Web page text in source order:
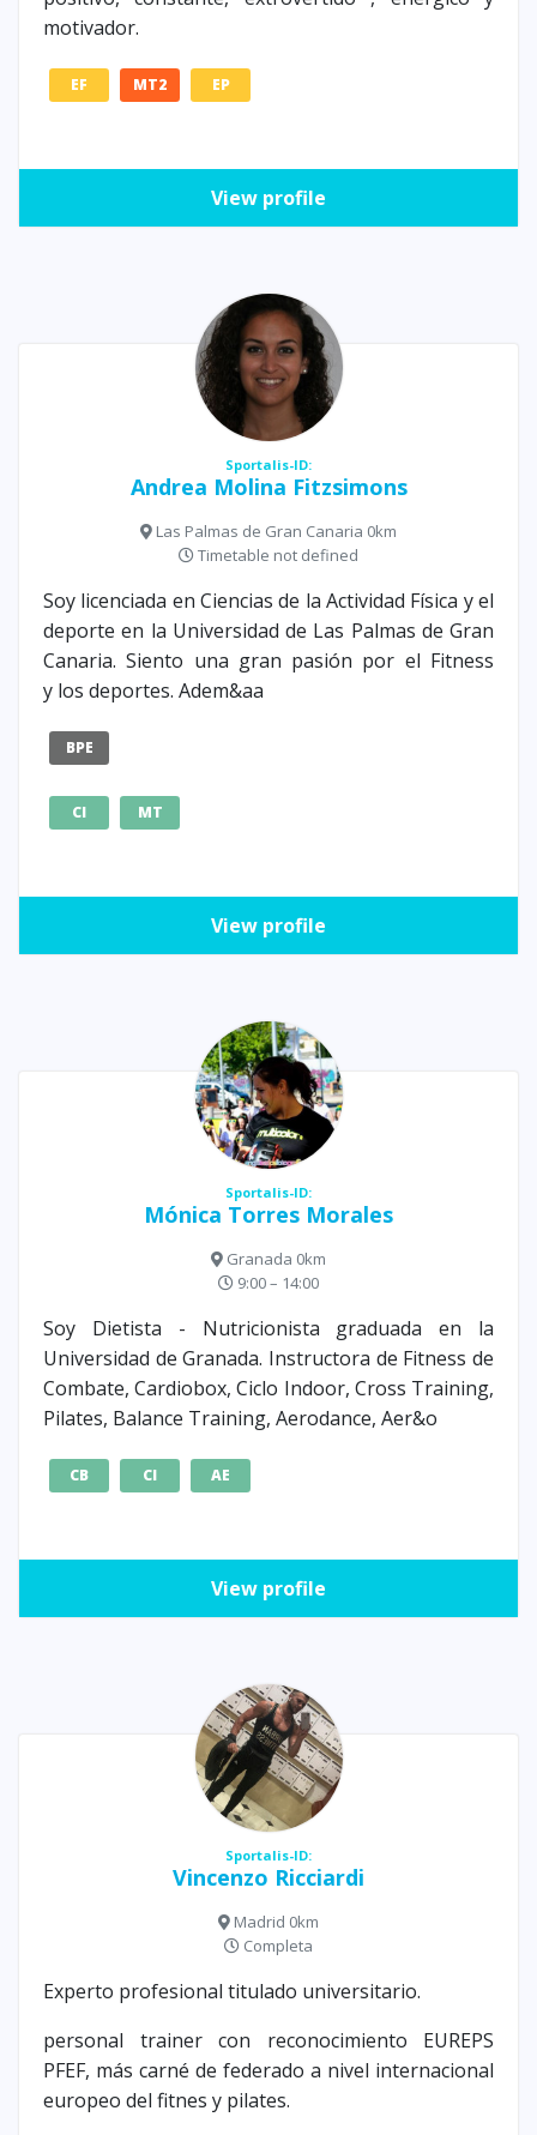
motivador.
EF MT2 EP
View profile
Sportalis-ID:
Andrea Molina Fitzsimons
Las Palmas de Gran Canaria 0km
Timetable not defined
Soy licenciada en Ciencias de la Actividad Física y el
deporte en la Universidad de Las Palmas de Gran
Canaria. Siento una gran pasión por el Fitness
y los deportes. Adem&aa
BPE
CI MT
View profile
Sportalis-ID:
Mónica Torres Morales
Granada 0km
9:00 – 14:00
Soy Dietista - Nutricionista graduada en la
Universidad de Granada. Instructora de Fitness de
Combate, Cardiobox, Ciclo Indoor, Cross Training,
Pilates, Balance Training, Aerodance, Aer&o
CB CI AE
View profile
Sportalis-ID:
Vincenzo Ricciardi
Madrid 0km
Completa
Experto profesional titulado universitario.
personal trainer con reconocimiento EUREPS
PFEF, más carné de federado a nivel internacional
europeo del fitnes y pilates.